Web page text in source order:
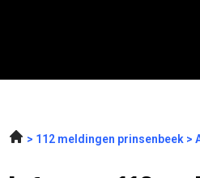
112 meldingen prinsenbeek